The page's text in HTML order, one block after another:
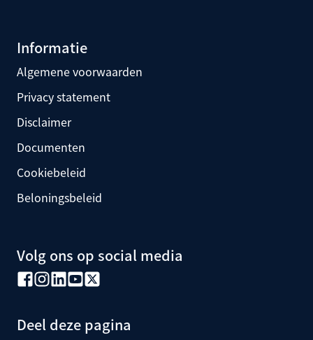
Informatie
Algemene voorwaarden
Privacy statement
Disclaimer
Documenten
Cookiebeleid
Beloningsbeleid
Volg ons op social media
Deel deze pagina